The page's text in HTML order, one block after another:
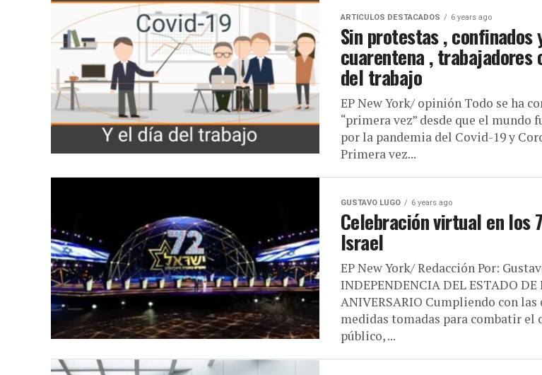
ARTICULOS DESTACADOS 6 years ago
Sin protestas , confinados
cuarentena , trabajadores
del trabajo
EP New York/ opinión Todo se ha
“primera vez” desde que el mundo
por la pandemia del Covid-19 y
Primera vez...
GUSTAVO LUGO 6 years ago
Celebración virtual en los
Israel
EP New York/ Redacción Por:
INDEPENDENCIA DEL ESTADO DE
ANIVERSARIO Cumpliendo con las
medidas tomadas para combatir el
público, ...